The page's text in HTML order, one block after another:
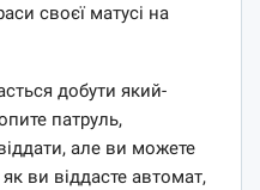
своєї матусі на
добути який-
патруль,
але ви можете
ви віддасте автомат,